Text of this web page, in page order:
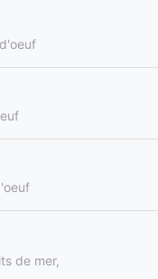
de mer,